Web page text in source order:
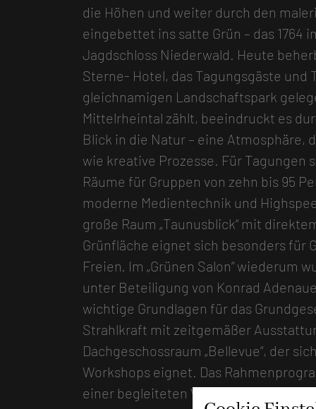
die Höhen und weiter durch den
eingebettet ins satte Grün – das 1764
Jagdschloss Niederwald. Heute
Sterne- Hotel, das Tagungsgäste
gleichnamigen Landschaftspark
Mittelrheintal zählt, beeindruckt es
Blick in die Natur – eine
wie kreative Prozesse. Für
Räume für Gruppen von zehn bis 95
moderne Medientechnik und
große Raum „Taunusblick“ mit
Grünfläche eignet sich besonders für
Freien. Im „Grünen Salon“ wiederum
unter Beteiligung von Konrad
wichtige Grundlagen für das
Strahlkraft mit zeitgemäßer
Dachgeschossraum „Bellevue“, der
Workshops eignet. Das
einer begleiteten Weinprobe im Haus